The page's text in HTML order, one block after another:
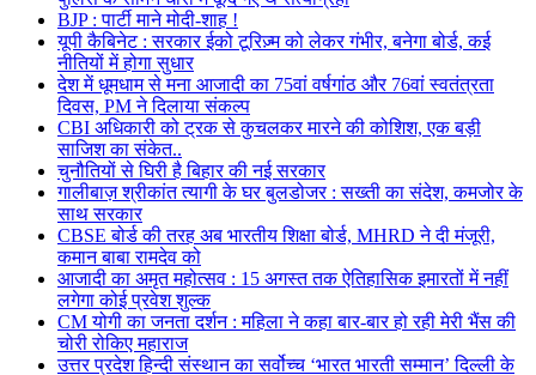
BJP : पार्टी माने मोदी-शाह !
यूपी कैबिनेट : सरकार ईको टूरिज़्म को लेकर गंभीर, बनेगा बोर्ड, कई
नीतियों में होगा सुधार
देश में धूमधाम से मना आजादी का 75वां वर्षगांठ और 76वां स्वतंत्रता
दिवस, PM ने दिलाया संकल्प
CBI अधिकारी को ट्रक से कुचलकर मारने की कोशिश, एक बड़ी
साजिश का संकेत..
चुनौतियों से घिरी है बिहार की नई सरकार
गालीबाज़ श्रीकांत त्यागी के घर बुलडोजर : सख्ती का संदेश, कमजोर के
साथ सरकार
CBSE बोर्ड की तरह अब भारतीय शिक्षा बोर्ड, MHRD ने दी मंजूरी,
कमान बाबा रामदेव को
आजादी का अमृत महोत्सव : 15 अगस्त तक ऐतिहासिक इमारतों में नहीं
लगेगा कोई प्रवेश शुल्क
CM योगी का जनता दर्शन : महिला ने कहा बार-बार हो रही मेरी भैंस की
चोरी रोकिए महाराज
उत्तर प्रदेश हिन्दी संस्थान का सर्वोच्च ‘भारत भारती सम्मान’ दिल्ली के